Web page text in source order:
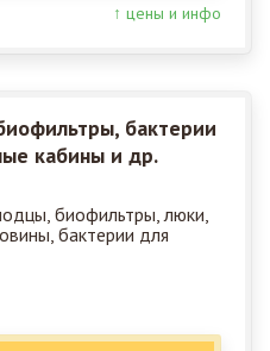
↑ цены и инфо
бактерии
кабины и др.
биофильтры, люки,
бактерии для